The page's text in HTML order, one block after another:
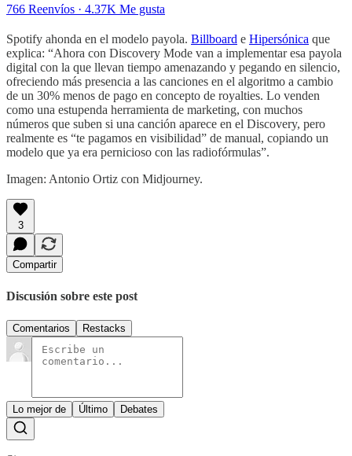
766 Reenvíos · 4.37K Me gusta
Spotify ahonda en el modelo payola. Billboard e Hipersónica que
explica: “Ahora con Discovery Mode van a implementar esa payola
digital con la que llevan tiempo amenazando y pegando en silencio,
ofreciendo más presencia a las canciones en el algoritmo a cambio
de un 30% menos de pago en concepto de royalties. Lo venden
como una estupenda herramienta de marketing, con muchos
números que suben si una canción aparece en el Discovery, pero
realmente es “te pagamos en visibilidad” de manual, copiando un
modelo que ya era pernicioso con las radiofórmulas”.
Imagen: Antonio Ortiz con Midjourney.
3
Compartir
Discusión sobre este post
Comentarios Restacks
Lo mejor de Último Debates